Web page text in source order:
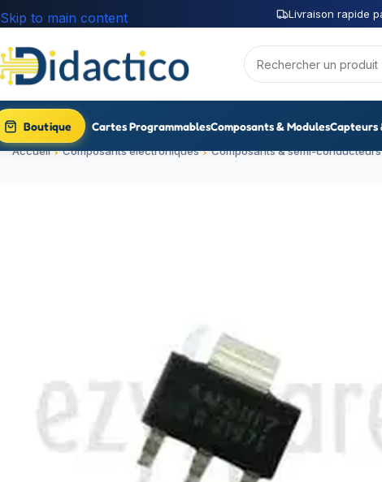
Livraison rapide
Skip to main content
Boutique Cartes ProgrammablesComposants & ModulesCapteurs
Accueil Composants électroniques Composants & semi-conducteurs